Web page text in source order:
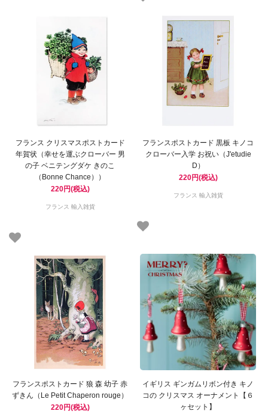
フランス クリスマスポストカード
年賀状（幸せを運ぶクローバー 男
の子 ベニテングダケ きのこ
（Bonne Chance））
220円(税込)
フランス 輸入雑貨
フランスポストカード 黒板 キノコ
クローバー入学 お祝い（J'etudie
D）
220円(税込)
フランス 輸入雑貨
フランスポストカード 狼 森 幼子 赤
ずきん（Le Petit Chaperon rouge）
220円(税込)
イギリス ギンガムリボン付き キノ
コの クリスマス オーナメント【６
ヶセット】